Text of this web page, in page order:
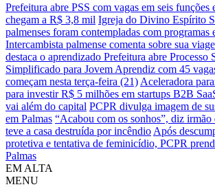
Prefeitura abre PSS com vagas em seis funções
chegam a R$ 3,8 mil Igreja do Divino Espírito
palmenses foram contempladas com programas
Intercambista palmense comenta sobre sua
destaca o aprendizado Prefeitura abre Processo
Simplificado para Jovem Aprendiz com 45
começam nesta terça-feira (21) Aceleradora
para investir R$ 5 milhões em startups B2B
vai além do capital PCPR divulga imagem de
em Palmas “Acabou com os sonhos”, diz irmão
teve a casa destruída por incêndio Após
protetiva e tentativa de feminicídio, PCPR
Palmas
EM ALTA
MENU